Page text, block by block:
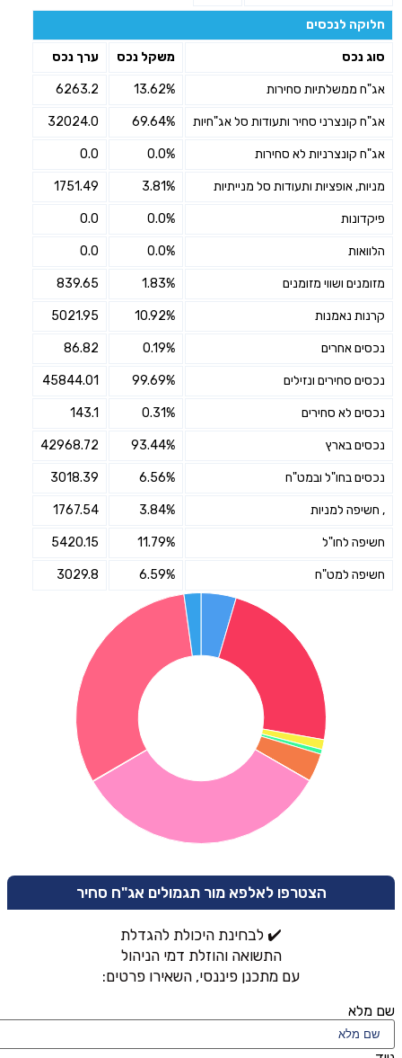
חלוקה לנכסים
סוג נכס משקל נכס ערך נכס
אג"ח ממשלתיות סחירות 13.62%
6263.2
אג"ח קונצרני סחיר ותעודות סל אג"חיות 69.64%
32024.0
אג"ח קונצרניות לא סחירות 0.0%
0.0
מניות, אופציות ותעודות סל מנייתיות 3.81%
1751.49
פיקדונות 0.0%
0.0
הלוואות 0.0%
0.0
מזומנים ושווי מזומנים 1.83%
839.65
קרנות נאמנות 10.92%
5021.95
נכסים אחרים 0.19%
86.82
נכסים סחירים ונזילים 99.69%
45844.01
נכסים לא סחירים 0.31%
143.1
נכסים בארץ 93.44%
42968.72
נכסים בחו"ל ובמט"ח 6.56%
3018.39
, חשיפה למניות 3.84%
1767.54
חשיפה לחו"ל 11.79%
5420.15
חשיפה למט"ח 6.59%
3029.8
הצטרפו לאלפא מור תגמולים אג"ח סחיר
✔️ לבחינת היכולת להגדלת
התשואה והוזלת דמי הניהול
עם מתכנן פיננסי, השאירו פרטים:
שם מלא